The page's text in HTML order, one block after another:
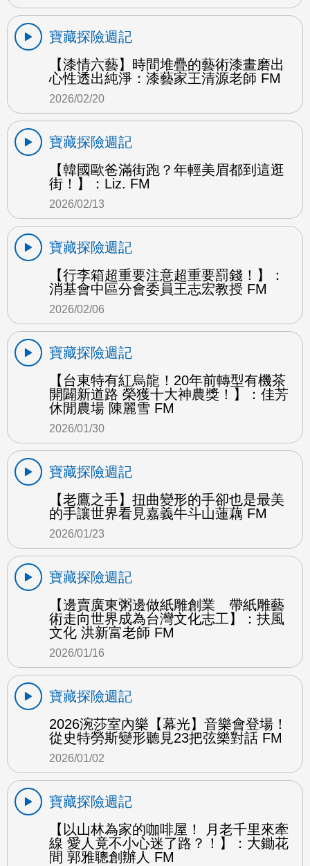
寶藏探險週記
【漆情六藝】時間堆疊的藝術漆畫磨出
心性透出純淨：漆藝家王清源老師 FM
2026/02/20
寶藏探險週記
【韓國歐爸滿街跑？年輕美眉都到這逛
街！】：Liz. FM
2026/02/13
寶藏探險週記
【行李箱超重要注意超重要罰錢！】：
消基會中區分會委員王志宏教授 FM
2026/02/06
寶藏探險週記
【台東特有紅烏龍！20年前轉型有機茶
開闢新道路 榮獲十大神農獎！】：佳芳
休閒農場 陳麗雪 FM
2026/01/30
寶藏探險週記
【老鷹之手】扭曲變形的手卻也是最美
的手讓世界看見嘉義牛斗山蓮藕 FM
2026/01/23
寶藏探險週記
【邊賣廣東粥邊做紙雕創業 帶紙雕藝
術走向世界成為台灣文化志工】：扶風
文化 洪新富老師 FM
2026/01/16
寶藏探險週記
2026涴莎室內樂【幕光】音樂會登場！
從史特勞斯變形聽見23把弦樂對話 FM
2026/01/02
寶藏探險週記
【以山林為家的咖啡屋！ 月老千里來牽
線 愛人竟不小心迷了路？！】：大鋤花
間 郭雅聰創辦人 FM